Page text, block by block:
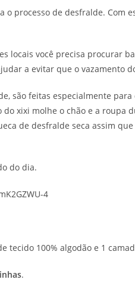
processo de desfralde. Com
locais você precisa procurar
a evitar que o vazamento
são feitas especialmente
xixi molhe o chão e a roupa
de desfralde seca assim
do dia.
4
tecido 100% algodão e 1
.